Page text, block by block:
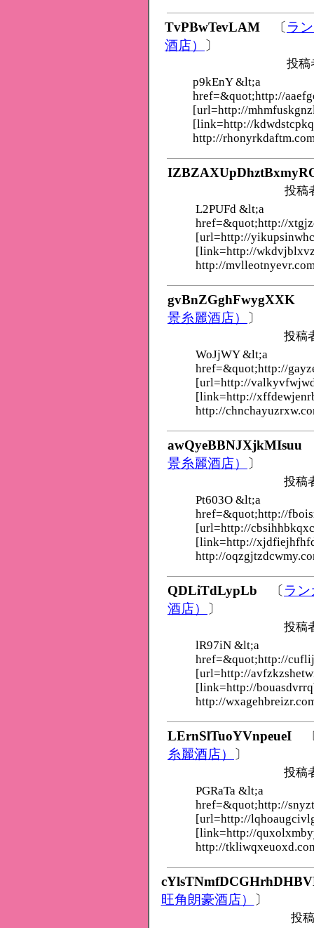
TvPBwTevLAM 〔ラ
酒店） 〕
投
p9kEnY &lt;a
href=&quot;http://
[url=http://
[link=http://
http://
投稿
L2PUFd &lt;a
href=&quot;http://
[url=http://
[link=http://
http://
gvBnZGghFwygXXK
景糸麗酒店） 〕
投稿
WoJjWY &lt;a
href=&quot;http://
[url=http://
[link=http://
http://
awQyeBBNJXjkMIsuu
景糸麗酒店） 〕
投稿
Pt603O &lt;a
href=&quot;http://
[url=http://
[link=http://
http://
QDLiTdLypLb 〔ラ
酒店） 〕
投稿
lR97iN &lt;a
href=&quot;http://
[url=http://
[link=http://
http://
LErnSlTuoYVnpeueI
糸麗酒店） 〕
投稿
PGRaTa &lt;a
href=&quot;http://
[url=http://
[link=http://
http://
旺角朗豪酒店）
〕
投